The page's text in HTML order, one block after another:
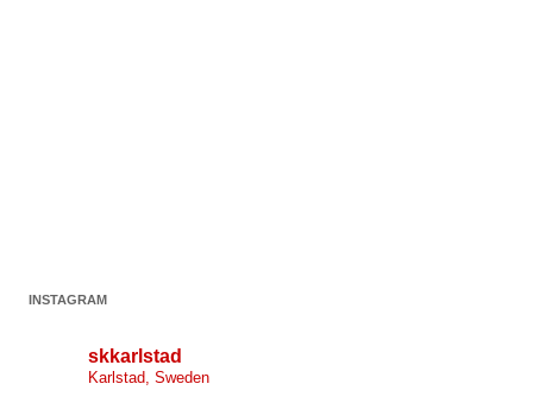
INSTAGRAM
skkarlstad
Karlstad, Sweden